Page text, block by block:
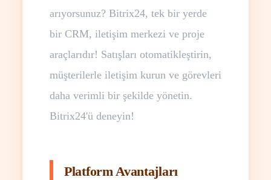
arıyorsunuz? Bitrix24, tek bir yerde
bir CRM, iletişim merkezi ve proje
araçlarıdır! Satışları otomatikleştirin,
müşterilerle iletişim kurun ve görevleri
daha verimli bir şekilde yönetin.
Bitrix24'ü deneyin!
Platform Avantajları